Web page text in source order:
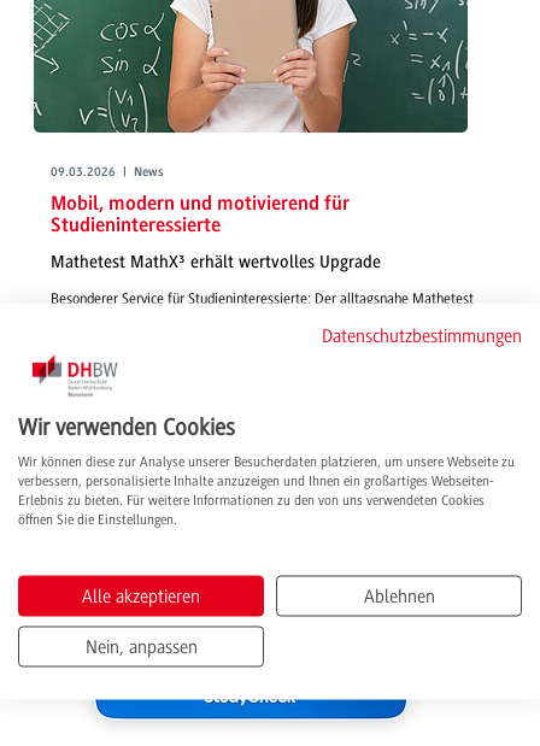
09.03.2026 | News
Mobil, modern und motivierend für
Studieninteressierte
Mathetest MathX³ erhält wertvolles Upgrade
Besonderer Service für Studieninteressierte: Der alltagsnahe Mathetest
User*innen – inkl. Zertifikat zum Highlighten der Studienplatzbewerbung.
weiterlesen
Datenschutzbestimmungen
Wir verwenden Cookies
Wir können diese zur Analyse unserer Besucherdaten platzieren, um unsere Webseite zu
verbessern, personalisierte Inhalte anzuzeigen und Ihnen ein großartiges Webseiten-
Erlebnis zu bieten. Für weitere Informationen zu den von uns verwendeten Cookies
öffnen Sie die Einstellungen.
Alle akzeptieren Ablehnen
Nein, anpassen